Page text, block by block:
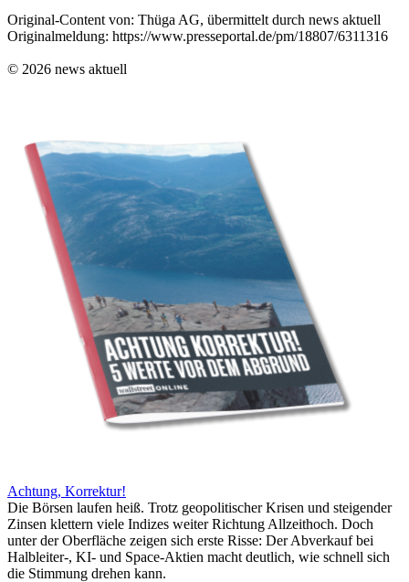
Original-Content von: Thüga AG, übermittelt durch news aktuell
Originalmeldung: https://www.presseportal.de/pm/18807/6311316
© 2026 news aktuell
Achtung, Korrektur!
Die Börsen laufen heiß. Trotz geopolitischer Krisen und steigender
Zinsen klettern viele Indizes weiter Richtung Allzeithoch. Doch
unter der Oberfläche zeigen sich erste Risse: Der Abverkauf bei
Halbleiter-, KI- und Space-Aktien macht deutlich, wie schnell sich
die Stimmung drehen kann.